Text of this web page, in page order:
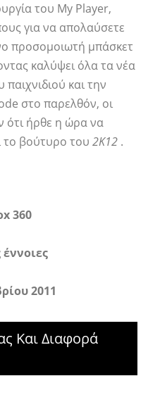
του My Player,
για να απολαύσετε
προσομοιωτή μπάσκετ
καλύψει όλα τα νέα
και την
στο παρελθόν, οι
ότι ήρθε η ώρα να
το βούτυρο του 2Κ12 .
360
2011
Και Διαφορά